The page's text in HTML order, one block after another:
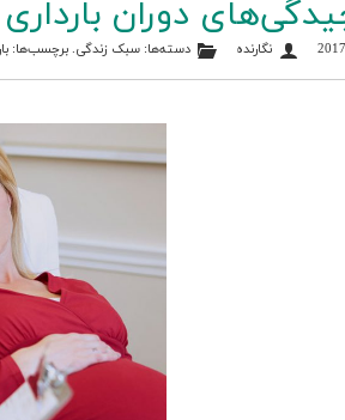
دوران
نگارنده دسته‌ها:سبک زندگی. برچسب‌ها: